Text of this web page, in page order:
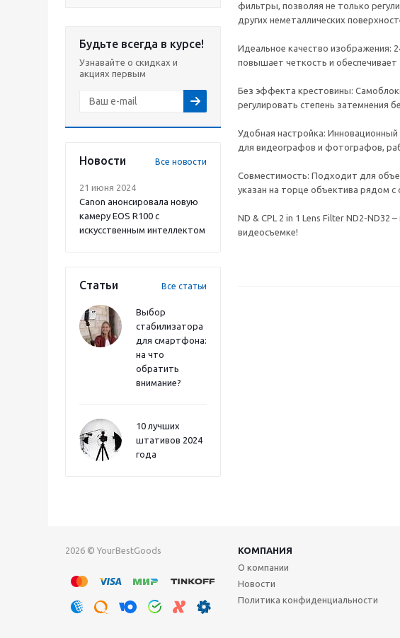
Будьте всегда в курсе!
Узнавайте о скидках и
акциях первым
Новости Все новости
21 июня 2024
Canon анонсировала новую
камеру EOS R100 с
искусственным интеллектом
Статьи Все статьи
Выбор
стабилизатора
для смартфона:
на что
обратить
внимание?
10 лучших
штативов 2024
года
фильтры, позволяя не только
других неметаллических
Идеальное качество изображения:
повышает четкость и
Без эффекта крестовины:
регулировать степень затемнения
Удобная настройка:
для видеографов и фотографов,
Совместимость: Подходит для
указан на торце объектива рядом
ND & CPL 2 in 1 Lens Filter ND2-
видеосъемке!
2026 © YourBestGoods КОМПАНИЯ
О компании
Новости
Политика конфиденциальности